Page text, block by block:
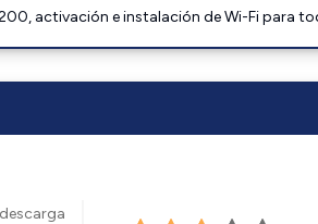
activación e instalación de Wi-Fi para